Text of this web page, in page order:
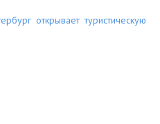
открывает туристическую